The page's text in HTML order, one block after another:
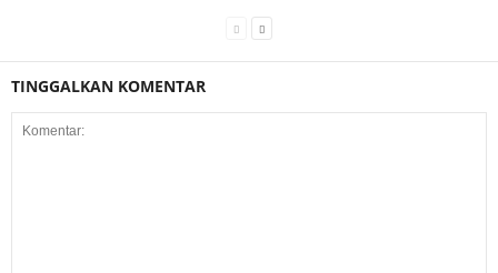
TINGGALKAN KOMENTAR